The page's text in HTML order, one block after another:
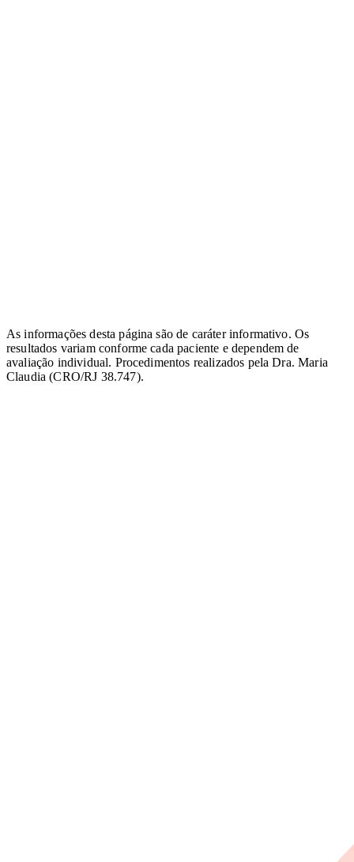
As informações desta página são de caráter informativo. Os
resultados variam conforme cada paciente e dependem de
avaliação individual. Procedimentos realizados pela Dra. Maria
Claudia (CRO/RJ 38.747).